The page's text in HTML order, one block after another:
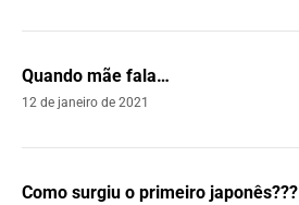
Quando mãe fala…
12 de janeiro de 2021
Como surgiu o primeiro japonês???